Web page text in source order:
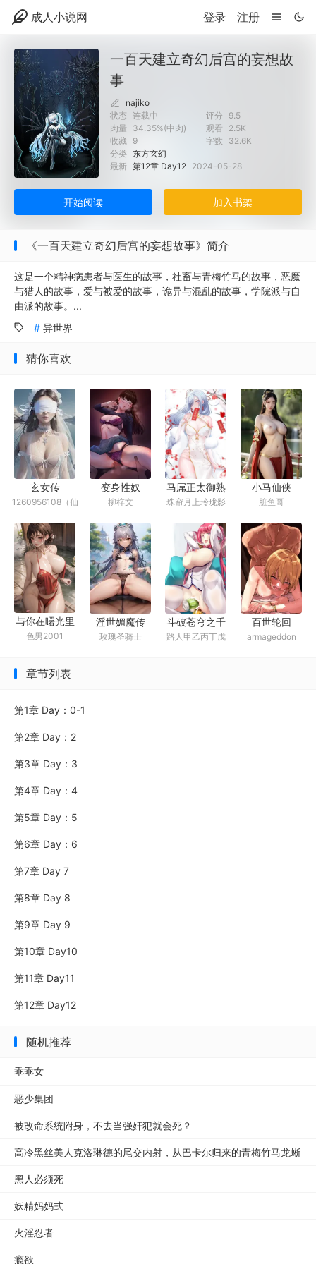
成人小说网 登录 注册
一百天建立奇幻后宫的妄想故
事
najiko
状态 连载中 评分
9.5
肉量
34.35%(中肉) 观看
2.5K
收藏 9 字数
32.6K
分类 东方玄幻
最新 第12章 Day12 2024-05-28
开始阅读 加入书架
《一百天建立奇幻后宫的妄想故事》简介
这是一个精神病患者与医生的故事，社畜与青梅竹马的故事，恶魔
与猎人的故事，爱与被爱的故事，诡异与混乱的故事，学院派与自
由派的故事。...
异世界
猜你喜欢
玄女传
1260956108（仙
变身性奴
柳梓文
马屌正太御熟
录
珠帘月上玲珑影
小马仙侠
（NTL）
脏鱼哥
与你在曙光里
重逢
色男2001
淫世媚魔传
玫瑰圣骑士
斗破苍穹之千
年变
路人甲乙丙丁戊
百世轮回
armageddon
章节列表
第1章 Day：0-1
第2章 Day：2
第3章 Day：3
第4章 Day：4
第5章 Day：5
第6章 Day：6
第7章 Day 7
第8章 Day 8
第9章 Day 9
第10章 Day10
第11章 Day11
第12章 Day12
随机推荐
乖乖女
恶少集团
被改命系统附身，不去当强奸犯就会死？
高冷黑丝美人克洛琳德的尾交内射，从巴卡尔归来的青梅竹马龙蜥
男和他的强悍实力与双重肉棒，战败后成为一周龙蜥宠物
黑人必须死
妖精妈妈弍
火淫忍者
瘾欲